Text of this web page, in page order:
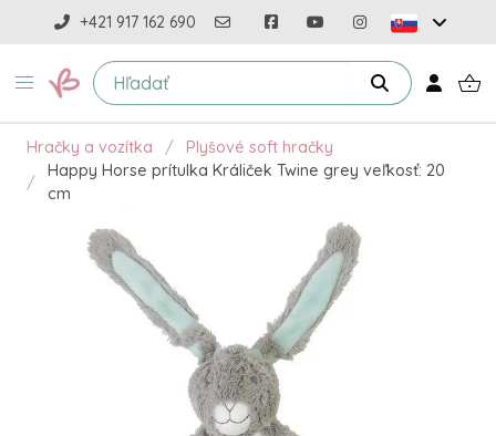
+421 917 162 690
Hračky a vozítka
Plyšové soft hračky
Happy Horse prítulka Králiček Twine grey veľkosť: 20
cm